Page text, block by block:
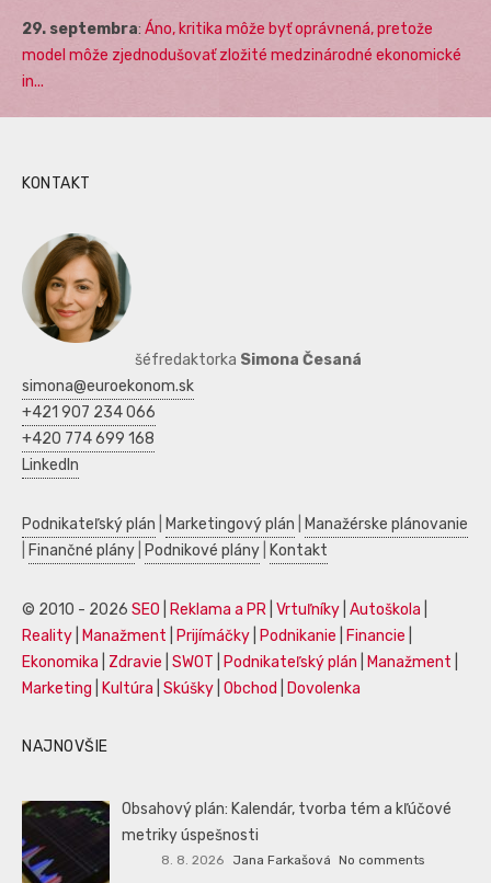
29. septembra: Áno, kritika môže byť oprávnená, pretože
model môže zjednodušovať zložité medzinárodné ekonomické
in...
KONTAKT
šéfredaktorka Simona Česaná
simona@euroekonom.sk
+421 907 234 066
+420 774 699 168
LinkedIn
Podnikateľský plán Marketingový plán
Manažérske plánovanie
Finančné plány Podnikové plány Kontakt
© 2010 - 2026 SEO Reklama a PR Vrtuľníky Autoškola
Reality
Manažment Prijímáčky Podnikanie Financie
Ekonomika
Zdravie SWOT Podnikateľský plán Manažment
Marketing
Kultúra Skúšky Obchod Dovolenka
NAJNOVŠIE
Obsahový plán: Kalendár, tvorba tém a kľúčové
metriky úspešnosti
8. 8. 2026 Jana Farkašová No comments